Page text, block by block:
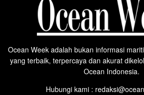
Ocean Week adalah bukan informasi
yang terbaik, terpercaya dan akurat
Ocean Indonesia.
Hubungi kami :